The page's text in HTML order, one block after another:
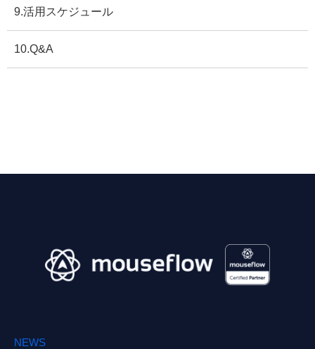
9.活用スケジュール
10.Q&A
NEWS